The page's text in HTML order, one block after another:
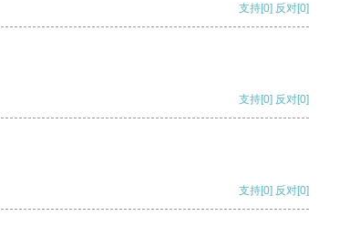
支持[0] 反对[0]
支持[0] 反对[0]
支持[0] 反对[0]